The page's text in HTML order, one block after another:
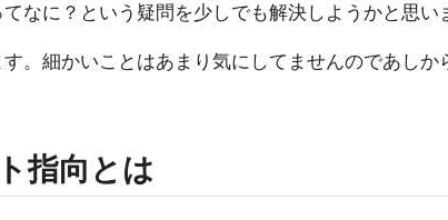
なに？という疑問を少しでも解決しようかと思い
。細かいことはあまり気にしてませんのであしか
指向とは